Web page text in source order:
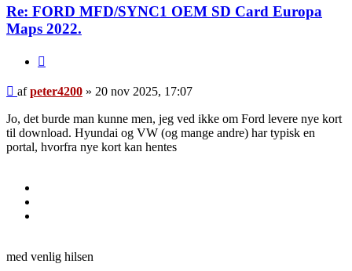
Re: FORD MFD/SYNC1 OEM SD Card Europa
Maps 2022.
Indlæg
afpeter4200 » 20 nov 2025, 17:07
Jo, det burde man kunne men, jeg ved ikke om Ford levere nye kort
til download. Hyundai og VW (og mange andre) har typisk en
portal, hvorfra nye kort kan hentes
med venlig hilsen